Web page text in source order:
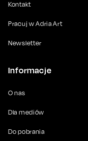
Kontakt
Pracuj w Adria Art
Newsletter
Informacje
O nas
Dla mediów
Do pobrania